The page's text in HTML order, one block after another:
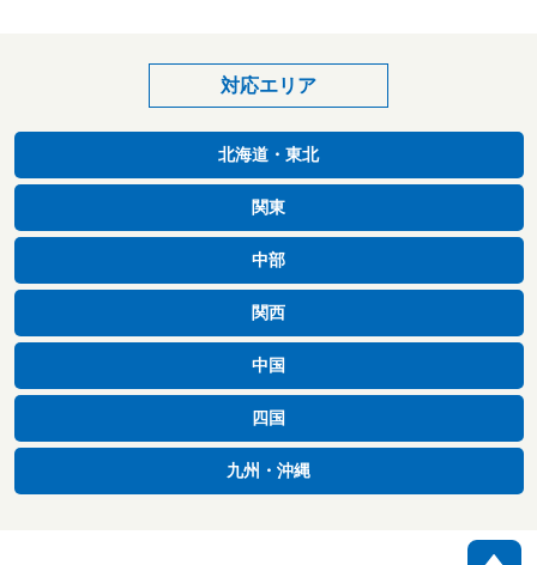
対応エリア
北海道・東北
関東
中部
関西
中国
四国
九州・沖縄